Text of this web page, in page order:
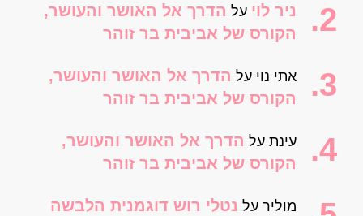
ניר לוי על הדרך אל האושר והעושר,
הקורס של אביבית בר זוהר
אתי נוי על הדרך אל האושר והעושר,
הקורס של אביבית בר זוהר
עינת על הדרך אל האושר והעושר,
הקורס של אביבית בר זוהר
מוליר על נטלי רוש דוגמנית הלבשה